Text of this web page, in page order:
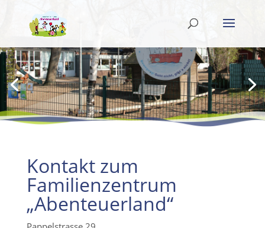
Kontakt zum
Familienzentrum
„Abenteuerland“